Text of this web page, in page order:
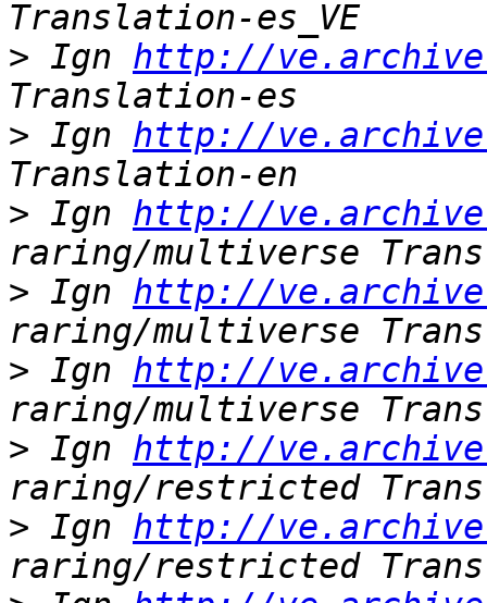
> Ign http://
> Ign http://
> Ign http://
> Ign http://
> Ign http://
> Ign http://
> Ign http://